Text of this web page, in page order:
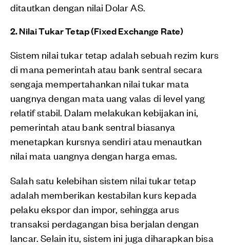
ditautkan dengan nilai Dolar AS.
2. Nilai Tukar Tetap (Fixed Exchange Rate)
Sistem nilai tukar tetap adalah sebuah rezim kurs
di mana pemerintah atau bank sentral secara
sengaja mempertahankan nilai tukar mata
uangnya dengan mata uang valas di level yang
relatif stabil. Dalam melakukan kebijakan ini,
pemerintah atau bank sentral biasanya
menetapkan kursnya sendiri atau menautkan
nilai mata uangnya dengan harga emas.
Salah satu kelebihan sistem nilai tukar tetap
adalah memberikan kestabilan kurs kepada
pelaku ekspor dan impor, sehingga arus
transaksi perdagangan bisa berjalan dengan
lancar. Selain itu, sistem ini juga diharapkan bisa